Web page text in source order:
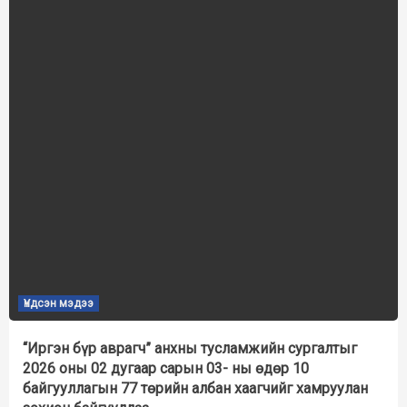
Үндсэн мэдээ
“Иргэн бүр аврагч” анхны тусламжийн сургалтыг
2026 оны 02 дугаар сарын 03- ны өдөр 10
байгууллагын 77 төрийн албан хаагчийг хамруулан